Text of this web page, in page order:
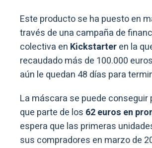
Este producto se ha puesto en
través de una campaña de
colectiva en Kickstarteren la
recaudado más de 100.000
aún le quedan 48 días para
La máscara se puede conseguir
que parte de los 62 euros en
espera que las primeras
sus compradores en marzo de